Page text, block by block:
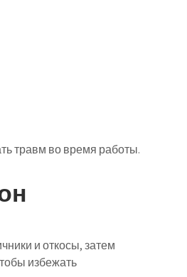
травм во время работы.
и откосы, затем
избежать